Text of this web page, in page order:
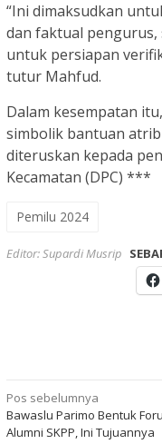
“Ini dimaksudkan
dan faktual
untuk persiapan
tutur Mahfud.
Dalam kesempatan
simbolik bantuan
diteruskan kepada
Kecamatan (DPC) ***
Pemilu 2024
Editor: Supardi Musrip
Navigasi
pos
Pos sebelumnya
Bawaslu Parimo Bentuk
Alumni SKPP, Ini Tujuannya